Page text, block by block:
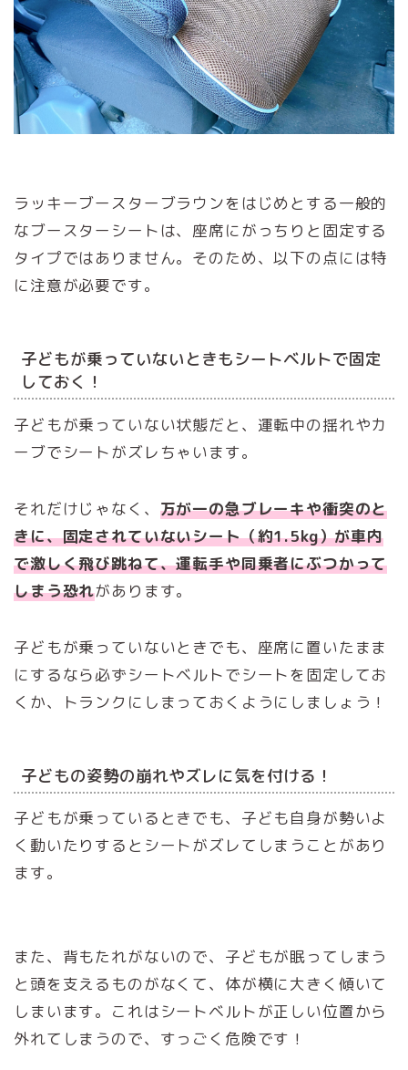
ラッキーブースターブラウンをはじめとする一般的
なブースターシートは、座席にがっちりと固定する
タイプではありません。そのため、以下の点には特
に注意が必要です。
子どもが乗っていないときもシートベルトで固定
しておく！
子どもが乗っていない状態だと、運転中の揺れやカ
ーブでシートがズレちゃいます。
それだけじゃなく、 万が一の急ブレーキや衝突のと
きに、固定されていないシート（約1.5kg）が車内
で激しく飛び跳ねて、運転手や同乗者にぶつかって
しまう恐れがあります。
子どもが乗っていないときでも、座席に置いたまま
にするなら必ずシートベルトでシートを固定してお
くか、トランクにしまっておくようにしましょう！
子どもの姿勢の崩れやズレに気を付ける！
子どもが乗っているときでも、子ども自身が勢いよ
く動いたりするとシートがズレてしまうことがあり
ます。
また、背もたれがないので、子どもが眠ってしまう
と頭を支えるものがなくて、体が横に大きく傾いて
しまいます。これはシートベルトが正しい位置から
外れてしまうので、すっごく危険です！